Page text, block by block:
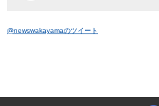
@newswakayamaのツイート